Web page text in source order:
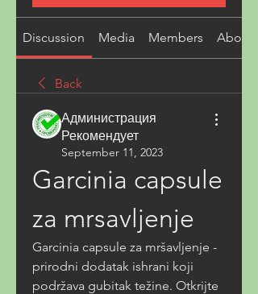
Discussion Media Members About
Back
Администрация
Рекомендует
September 11, 2023
Garcinia capsule
za mrsavljenje
Garcinia capsule za mršavljenje -
prirodni dodatak ishrani koji
podržava gubitak težine. Otkrijte